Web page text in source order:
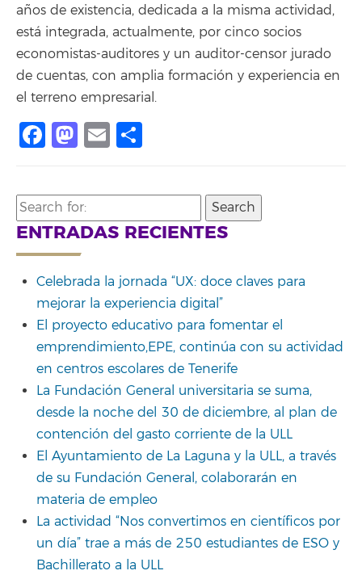
años de existencia, dedicada a la misma actividad,
está integrada, actualmente, por cinco socios
economistas-auditores y un auditor-censor jurado
de cuentas, con amplia formación y experiencia en
el terreno empresarial.
Facebook
Mastodon
Email
Search
for:
ENTRADAS RECIENTES
Celebrada la jornada “UX: doce claves para
mejorar la experiencia digital”
El proyecto educativo para fomentar el
emprendimiento,EPE, continúa con su actividad
en centros escolares de Tenerife
La Fundación General universitaria se suma,
desde la noche del 30 de diciembre, al plan de
contención del gasto corriente de la ULL
El Ayuntamiento de La Laguna y la ULL, a través
de su Fundación General, colaborarán en
materia de empleo
La actividad “Nos convertimos en científicos por
un día” trae a más de 250 estudiantes de ESO y
Bachillerato a la ULL